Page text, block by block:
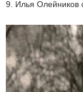
9. Илья Олейников